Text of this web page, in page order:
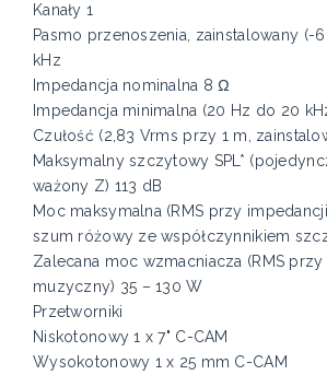
Kanały 1
Pasmo przenoszenia, zainstalowany (-
kHz​
Impedancja nominalna 8 Ω
Impedancja minimalna (20 Hz do 20
Czułość (2,83 Vrms przy 1 m,
Maksymalny szczytowy SPL*
ważony Z) 113 dB
Moc maksymalna (RMS przy
szum różowy ze współczynnikiem
Zalecana moc wzmacniacza (RMS
muzyczny) 35 – 130 W
Przetworniki
Niskotonowy 1 x 7" C-CAM
Wysokotonowy 1 x 25 mm C-CAM